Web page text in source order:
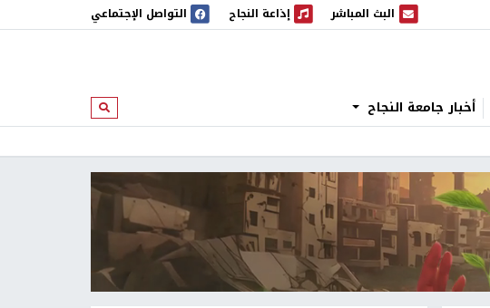
البث المباشر
البث المباشر إذاعة النجاح
إذاعة النجاح التواصل الإجتماعي
أخبار جامعة النجاح ابحث